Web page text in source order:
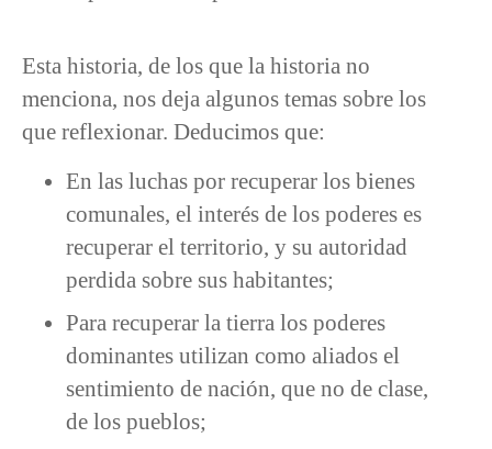
Esta historia, de los que la historia no
menciona, nos deja algunos temas sobre los
que reflexionar. Deducimos que:
En las luchas por recuperar los bienes
comunales, el interés de los poderes es
recuperar el territorio, y su autoridad
perdida sobre sus habitantes;
Para recuperar la tierra los poderes
dominantes utilizan como aliados el
sentimiento de nación, que no de clase,
de los pueblos;